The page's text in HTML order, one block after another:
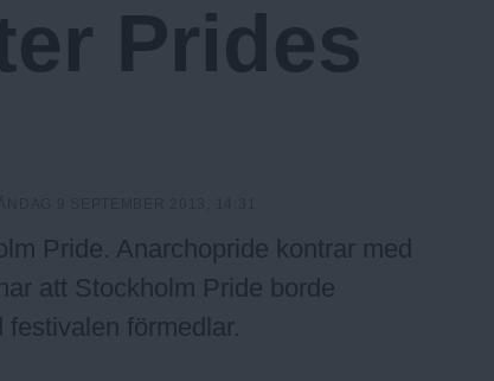
Prides
Pride. Anarchopride kontrar med
att Stockholm Pride borde
förmedlar.